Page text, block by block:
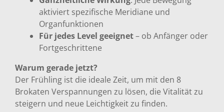
aktiviert spezifische Meridiane und
Organfunktionen
Für jedes Level geeignet– ob Anfänger oder
Fortgeschrittene
Warum gerade jetzt?
Der Frühling ist die ideale Zeit, um mit den 8
Brokaten Verspannungen zu lösen, die Vitalität zu
steigern und neue Leichtigkeit zu finden.